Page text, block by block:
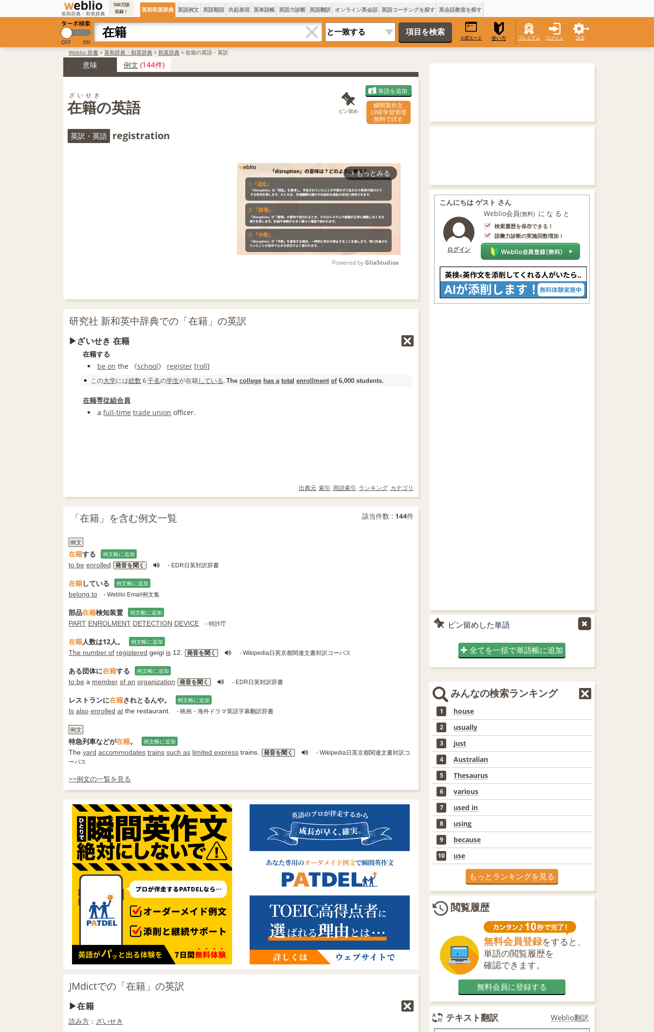
英和辞典・和英辞典
506万語
収録！
英和和英辞典 英語例文 英語類語 共起表現 英単語帳 英語力診断 英語翻訳 オンライン英会話 英語コーチングを探す 英会話教室を探す
小窓モード 使い方 プレミアム ログイン 設定
Weblio 辞書 > 英和辞典・和英辞典 > 和英辞典 > 在籍の英語・英訳
意味 例文 (144件)
在籍の英語
ざいせき
ピン留め
単語を追加
瞬間英作文
LINE学習管理
無料で試す
英訳・英語 registration
arrow_forward_ios もっとみる
Powered by GliaStudios
研究社 新和英中辞典での「在籍」の英訳
ざいせき 在籍
在籍する
be on the 《school》 register [roll]
この大学には総数 6千名の学生が在籍している. The college has a total enrollment of6,000 students.
在籍専従組合員
afull‐time trade union officer.
出典元 索引 用語索引 ランキング カテゴリ
「在籍」を含む例文一覧 該当件数 : 144件
例文
在籍する 例文帳に追加
to be enrolled 発音を聞く - EDR日英対訳辞書
在籍している 例文帳に追加
belong to - Weblio Email例文集
部品在籍検知装置 例文帳に追加
PART ENROLMENT DETECTION DEVICE - 特許庁
在籍人数は12人。 例文帳に追加
The number of registered geigi is 12. 発音を聞く - Wikipedia日英京都関連文書対訳コーパス
ある団体に在籍する 例文帳に追加
to be a member of an organization 発音を聞く - EDR日英対訳辞書
レストランに在籍されとるんや。 例文帳に追加
Is also enrolled at the restaurant. - 映画・海外ドラマ英語字幕翻訳辞書
例文
特急列車などが在籍。 例文帳に追加
The yard accommodates trains such as limited express trains. 発音を聞く
- Wikipedia日英京都関連文書対訳コ
ーパス
>>例文の一覧を見る
JMdictでの「在籍」の英訳
在籍
読み方 ： ざいせき
こんにちは ゲスト さん
ログイン
Weblio会員(無料) になると
検索履歴を保存できる！
語彙力診断の実施回数増加！
ピン留めした単語
全てを一括で単語帳に追加
みんなの検索ランキング
1 house
2 usually
3 just
4 Australian
5 Thesaurus
6 various
7 used in
8 using
9 because
10 use
もっとランキングを見る
閲覧履歴
無料会員登録をすると、
単語の閲覧履歴を
確認できます。
無料会員に登録する
テキスト翻訳 Weblio翻訳